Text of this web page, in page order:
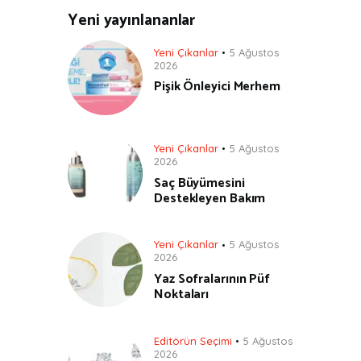
Yeni yayınlananlar
Yeni Çıkanlar
5 Ağustos
2026
Pişik Önleyici Merhem
Yeni Çıkanlar
5 Ağustos
2026
Saç Büyümesini
Destekleyen Bakım
Yeni Çıkanlar
5 Ağustos
2026
Yaz Sofralarının Püf
Noktaları
Editörün Seçimi
5 Ağustos
2026